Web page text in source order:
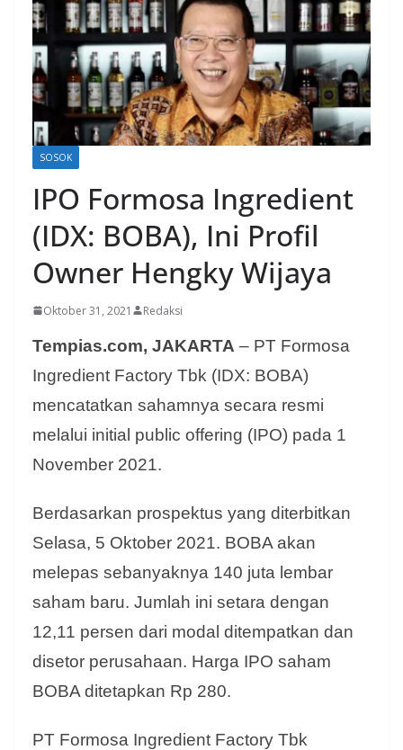
SOSOK
IPO Formosa Ingredient
(IDX: BOBA), Ini Profil
Owner Hengky Wijaya
Oktober 31, 2021 Redaksi
Tempias.com, JAKARTA – PT Formosa
Ingredient Factory Tbk (IDX: BOBA)
mencatatkan sahamnya secara resmi
melalui initial public offering (IPO) pada 1
November 2021.
Berdasarkan prospektus yang diterbitkan
Selasa, 5 Oktober 2021. BOBA akan
melepas sebanyaknya 140 juta lembar
saham baru. Jumlah ini setara dengan
12,11 persen dari modal ditempatkan dan
disetor perusahaan. Harga IPO saham
BOBA ditetapkan Rp 280.
PT Formosa Ingredient Factory Tbk